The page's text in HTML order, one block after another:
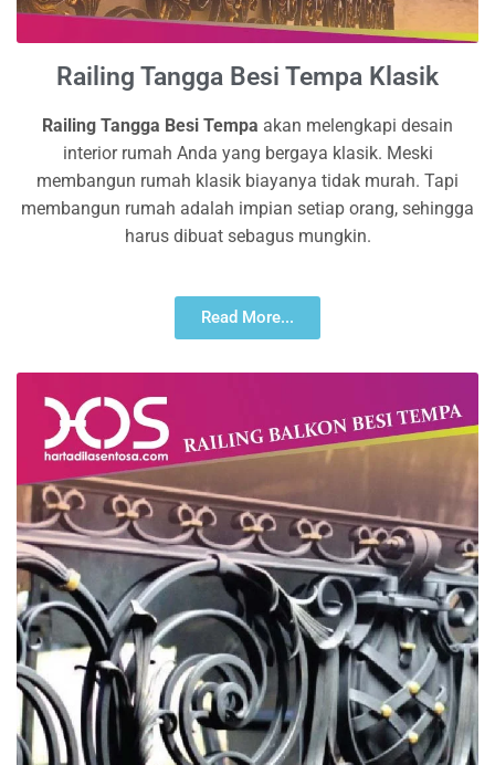
Railing Tangga Besi Tempa Klasik
Railing Tangga Besi Tempa akan melengkapi desain
interior rumah Anda yang bergaya klasik. Meski
membangun rumah klasik biayanya tidak murah. Tapi
membangun rumah adalah impian setiap orang, sehingga
harus dibuat sebagus mungkin.
Read More...